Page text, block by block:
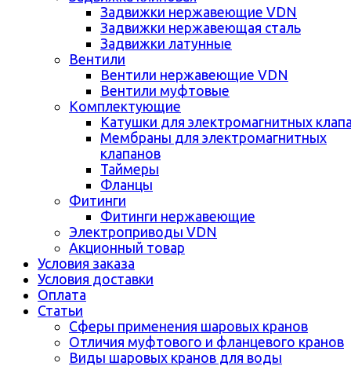
Задвижки нержавеющие VDN
Задвижки нержавеющая сталь
Задвижки латунные
Вентили
Вентили нержавеющие VDN
Вентили муфтовые
Комплектующие
Катушки для электромагнитных
Мембраны для электромагнитных
клапанов
Таймеры
Фланцы
Фитинги
Фитинги нержавеющие
Электроприводы VDN
Акционный товар
Условия заказа
Условия доставки
Оплата
Статьи
Сферы применения шаровых кранов
Отличия муфтового и фланцевого кранов
Виды шаровых кранов для воды